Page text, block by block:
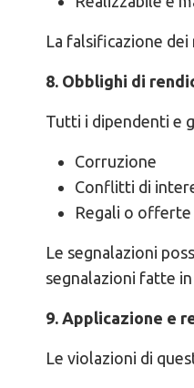
La falsificazione
8. Obblighi di
Tutti i dipendenti e
Corruzione
Conflitti di
Regali o
Le segnalazioni
segnalazioni fatte
9. Applicazione e
Le violazioni di